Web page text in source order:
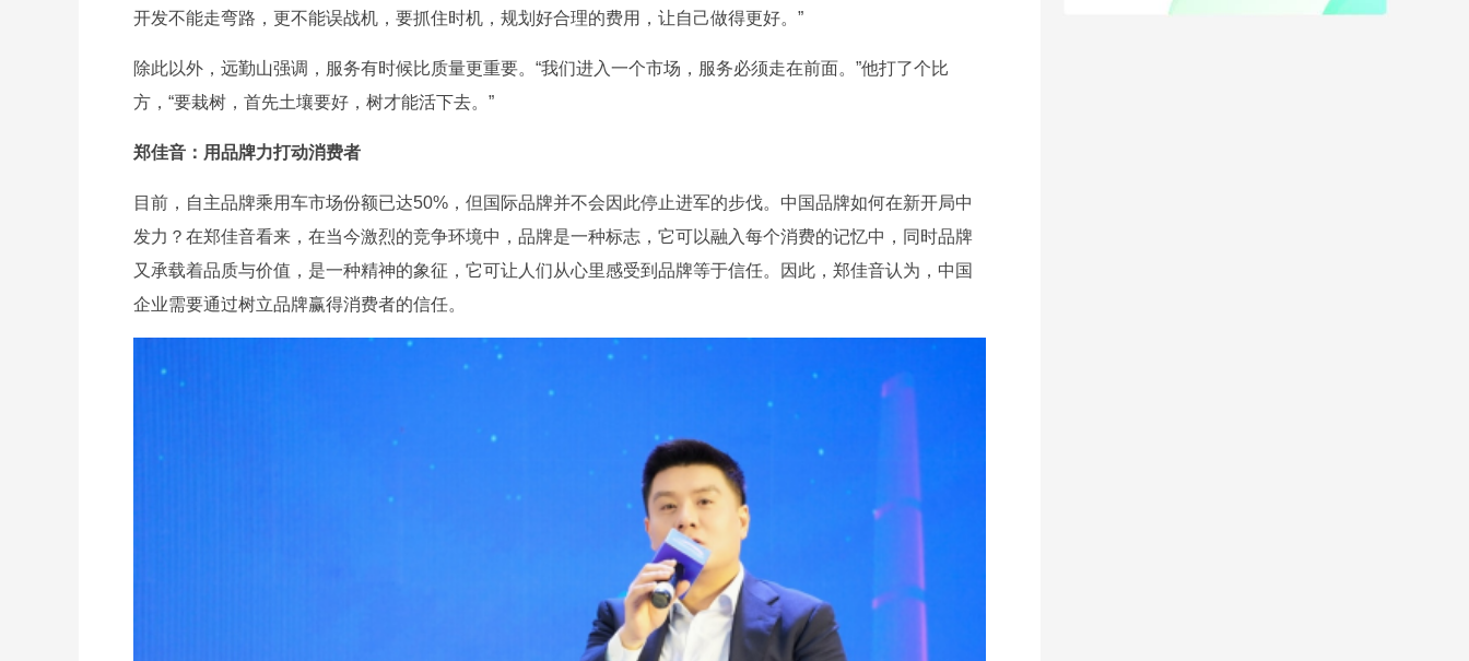
开发不能走弯路，更不能误战机，要抓住时机，规划好合理的费用，让自己做得更好。”
除此以外，远勤山强调，服务有时候比质量更重要。“我们进入一个市场，服务必须走在前面。”他打了个比
方，“要栽树，首先土壤要好，树才能活下去。”
郑佳音：用品牌力打动消费者
目前，自主品牌乘用车市场份额已达50%，但国际品牌并不会因此停止进军的步伐。中国品牌如何在新开局中
发力？在郑佳音看来，在当今激烈的竞争环境中，品牌是一种标志，它可以融入每个消费的记忆中，同时品牌
又承载着品质与价值，是一种精神的象征，它可让人们从心里感受到品牌等于信任。因此，郑佳音认为，中国
企业需要通过树立品牌赢得消费者的信任。